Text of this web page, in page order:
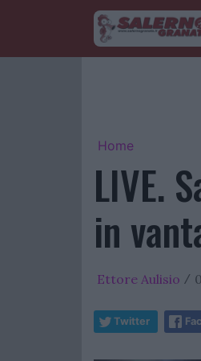
Home
LIVE.
in
Ettore Aulisio /
Twitter